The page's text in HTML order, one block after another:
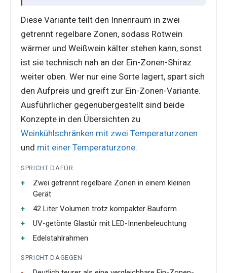
Diese Variante teilt den Innenraum in zwei
getrennt regelbare Zonen, sodass Rotwein
wärmer und Weißwein kälter stehen kann, sonst
ist sie technisch nah an der Ein-Zonen-Shiraz
weiter oben. Wer nur eine Sorte lagert, spart sich
den Aufpreis und greift zur Ein-Zonen-Variante.
Ausführlicher gegenübergestellt sind beide
Konzepte in den Übersichten zu
Weinkühlschränken mit zwei Temperaturzonen
und mit einer Temperaturzone.
SPRICHT DAFÜR
Zwei getrennt regelbare Zonen in einem kleinen
Gerät
42 Liter Volumen trotz kompakter Bauform
UV-getönte Glastür mit LED-Innenbeleuchtung
Edelstahlrahmen
SPRICHT DAGEGEN